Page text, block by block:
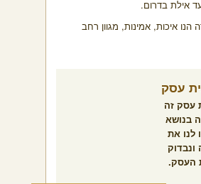
אילת בדרום.
איכות, אמינות, מגוון רחב
עסק
עסק זה
בנושא
לנו את
העסק.